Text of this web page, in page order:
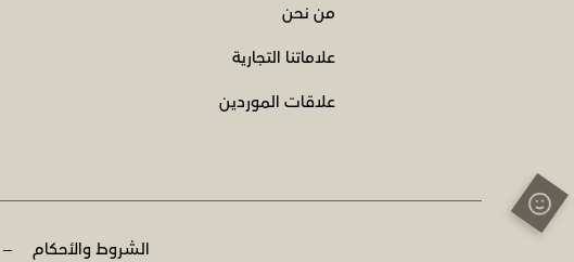
من نحن
علاماتنا التجارية
علاقات الموردين
الشروط والأحكام